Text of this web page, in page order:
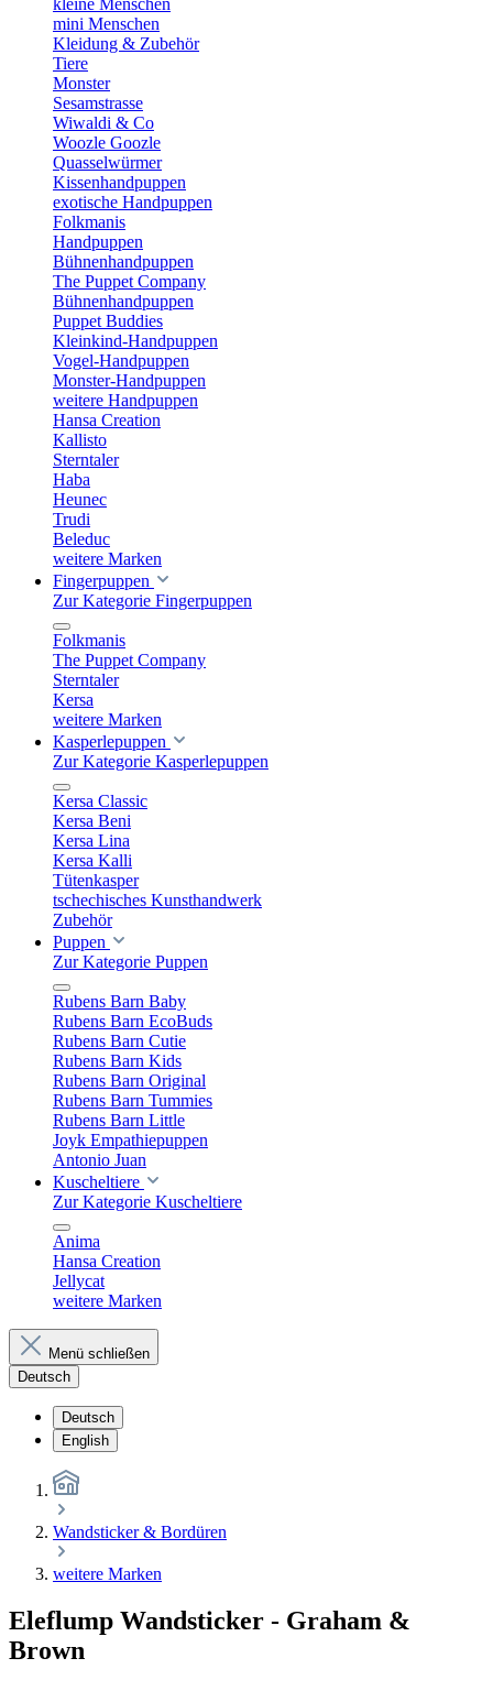
kleine Menschen
mini Menschen
Kleidung & Zubehör
Tiere
Monster
Sesamstrasse
Wiwaldi & Co
Woozle Goozle
Quasselwürmer
Kissenhandpuppen
exotische Handpuppen
Folkmanis
Handpuppen
Bühnenhandpuppen
The Puppet Company
Bühnenhandpuppen
Puppet Buddies
Kleinkind-Handpuppen
Vogel-Handpuppen
Monster-Handpuppen
weitere Handpuppen
Hansa Creation
Kallisto
Sterntaler
Haba
Heunec
Trudi
Beleduc
weitere Marken
Fingerpuppen
Zur Kategorie Fingerpuppen
Folkmanis
The Puppet Company
Sterntaler
Kersa
weitere Marken
Kasperlepuppen
Zur Kategorie Kasperlepuppen
Kersa Classic
Kersa Beni
Kersa Lina
Kersa Kalli
Tütenkasper
tschechisches Kunsthandwerk
Zubehör
Puppen
Zur Kategorie Puppen
Rubens Barn Baby
Rubens Barn EcoBuds
Rubens Barn Cutie
Rubens Barn Kids
Rubens Barn Original
Rubens Barn Tummies
Rubens Barn Little
Joyk Empathiepuppen
Antonio Juan
Kuscheltiere
Zur Kategorie Kuscheltiere
Anima
Hansa Creation
Jellycat
weitere Marken
Menü schließen
Deutsch
Deutsch
English
Wandsticker & Bordüren
weitere Marken
Eleflump Wandsticker - Graham &
Brown